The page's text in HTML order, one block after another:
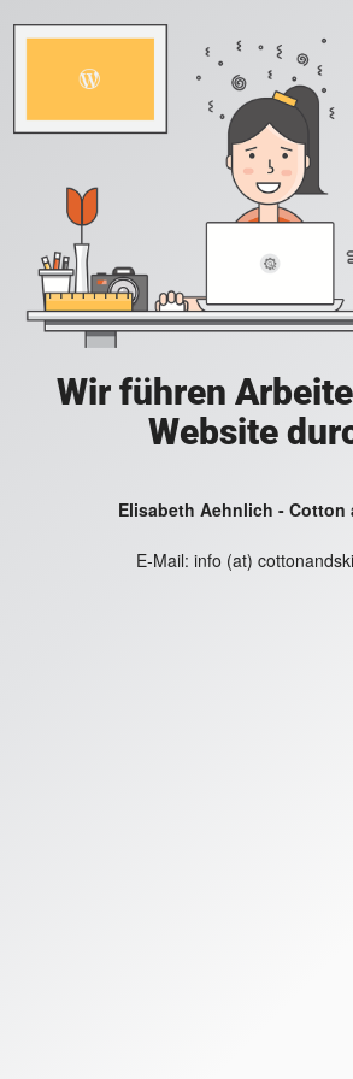
Wir führen
Website
Elisabeth Aehnlich - Cotton
E-Mail: info (at)